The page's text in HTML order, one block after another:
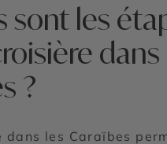
sont les
dans
?
dans les Caraïbes